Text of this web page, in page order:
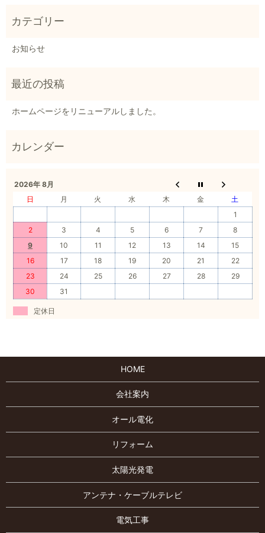
お知らせ
ホームページをリニューアルしました。
2026年 8月
日
月 火 水 木 金
土
1
2
3 4 5 6 7
8
9
10 11 12 13 14
15
16
17 18 19 20 21
22
23
24 25 26 27 28
29
30
31
定休日
HOME
会社案内
オール電化
リフォーム
太陽光発電
アンテナ・ケーブルテレビ
電気工事